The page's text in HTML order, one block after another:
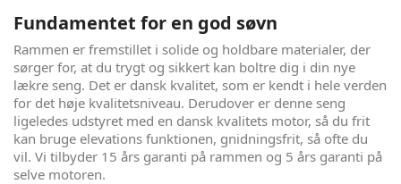
Fundamentet for en god søvn
Rammen er fremstillet i solide og holdbare materialer, der
sørger for, at du trygt og sikkert kan boltre dig i din nye
lækre seng. Det er dansk kvalitet, som er kendt i hele verden
for det høje kvalitetsniveau. Derudover er denne seng
ligeledes udstyret med en dansk kvalitets motor, så du frit
kan bruge elevations funktionen, gnidningsfrit, så ofte du
vil. Vi tilbyder 15 års garanti på rammen og 5 års garanti på
selve motoren.